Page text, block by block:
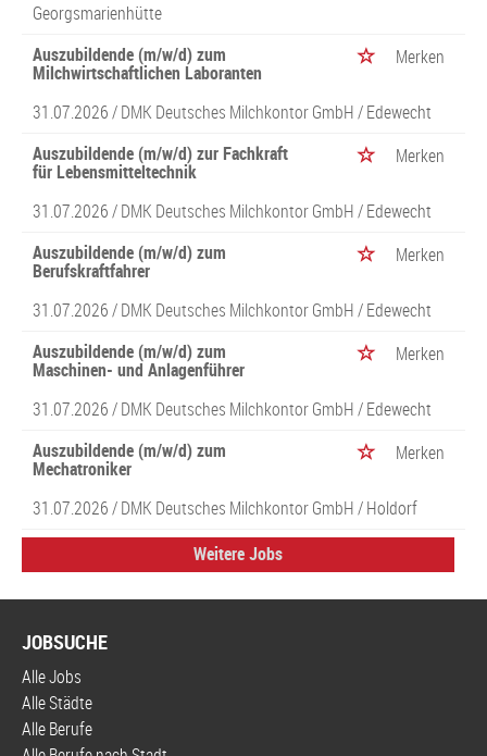
Georgsmarienhütte
Auszubildende (m/w/d) zum
Milchwirtschaftlichen Laboranten
Merken
31.07.2026 /DMK Deutsches Milchkontor GmbH/ Edewecht
Auszubildende (m/w/d) zur Fachkraft
für Lebensmitteltechnik
Merken
31.07.2026 /DMK Deutsches Milchkontor GmbH/ Edewecht
Auszubildende (m/w/d) zum
Berufskraftfahrer
Merken
31.07.2026 /DMK Deutsches Milchkontor GmbH/ Edewecht
Auszubildende (m/w/d) zum
Maschinen- und Anlagenführer
Merken
31.07.2026 /DMK Deutsches Milchkontor GmbH/ Edewecht
Auszubildende (m/w/d) zum
Mechatroniker
Merken
31.07.2026 /DMK Deutsches Milchkontor GmbH/ Holdorf
Weitere Jobs
JOBSUCHE
Alle Jobs
Alle Städte
Alle Berufe